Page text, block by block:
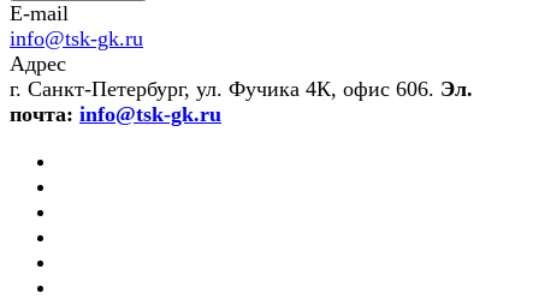
E-mail
info@tsk-gk.ru
Адрес
г. Санкт-Петербург, ул. Фучика 4К, офис 606. Эл.
почта: info@tsk-gk.ru